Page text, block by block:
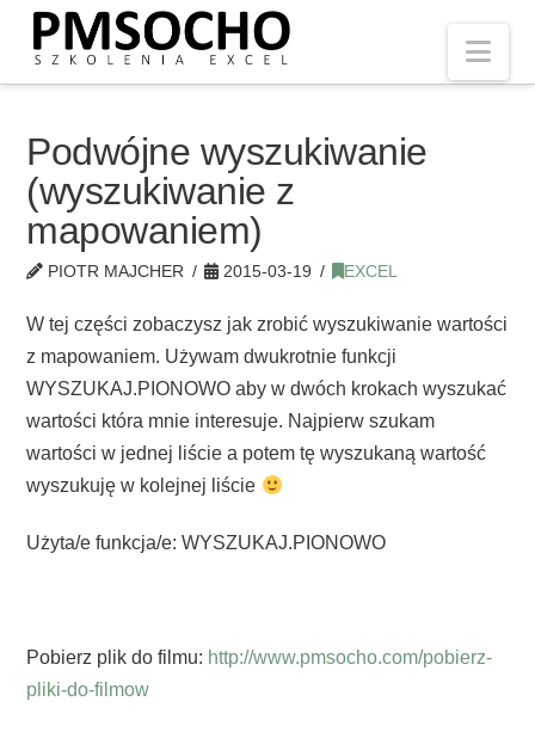
Podwójne wyszukiwanie
(wyszukiwanie z
mapowaniem)
PIOTR MAJCHER 2015-03-19 EXCEL
W tej części zobaczysz jak zrobić wyszukiwanie wartości
z mapowaniem. Używam dwukrotnie funkcji
WYSZUKAJ.PIONOWO aby w dwóch krokach wyszukać
wartości która mnie interesuje. Najpierw szukam
wartości w jednej liście a potem tę wyszukaną wartość
wyszukuję w kolejnej liście
Użyta/e funkcja/e: WYSZUKAJ.PIONOWO
Pobierz plik do filmu: http://www.pmsocho.com/pobierz-
pliki-do-filmow